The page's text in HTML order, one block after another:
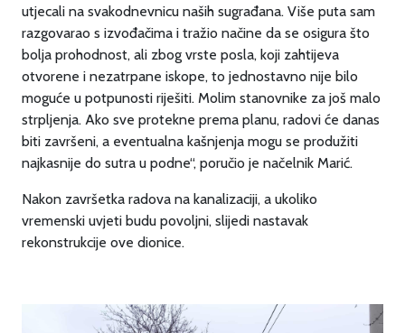
utjecali na svakodnevnicu naših sugrađana. Više puta sam
razgovarao s izvođačima i tražio načine da se osigura što
bolja prohodnost, ali zbog vrste posla, koji zahtijeva
otvorene i nezatrpane iskope, to jednostavno nije bilo
moguće u potpunosti riješiti. Molim stanovnike za još malo
strpljenja. Ako sve protekne prema planu, radovi će danas
biti završeni, a eventualna kašnjenja mogu se produžiti
najkasnije do sutra u podne“, poručio je načelnik Marić.
Nakon završetka radova na kanalizaciji, a ukoliko
vremenski uvjeti budu povoljni, slijedi nastavak
rekonstrukcije ove dionice.